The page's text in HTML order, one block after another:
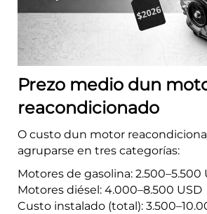
Prezo medio dun
reacondicionado
O custo dun motor
agruparse en tres categorías:
Motores de gasolina: 2.500–5.500
Motores diésel: 4.000–8.500 USD
Custo instalado (total):